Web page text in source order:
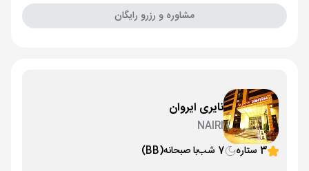
مشاوره و رزرو رایگان
نایری ایروان
NAIRI
3 ستاره
7 شب با صبحانه(BB)